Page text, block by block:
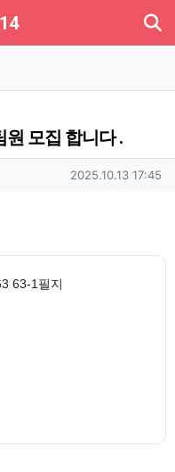
모집 합니다 .
작성일
2025.10.13 17:45
63-1필지